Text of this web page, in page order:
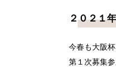
２０２１
今春も大阪
第１次募集